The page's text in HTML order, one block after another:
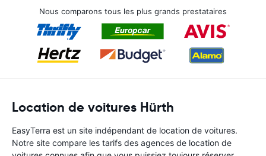
Nous comparons tous les plus grands prestataires
Location de voitures Hürth
EasyTerra est un site indépendant de location de voitures.
Notre site compare les tarifs des agences de location de